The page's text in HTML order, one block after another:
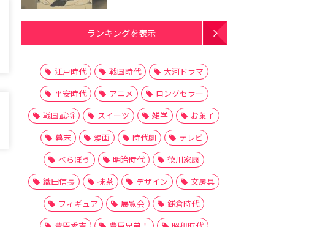
ランキングを表示
江戸時代 戦国時代
大河ドラマ
平安時代
アニメ
ロングセラー
戦国武将
スイーツ 雑学
お菓子
幕末
漫画 時代劇
テレビ
べらぼう
明治時代
徳川家康
織田信長
抹茶 デザイン
文房具
フィギュア
展覧会
鎌倉時代